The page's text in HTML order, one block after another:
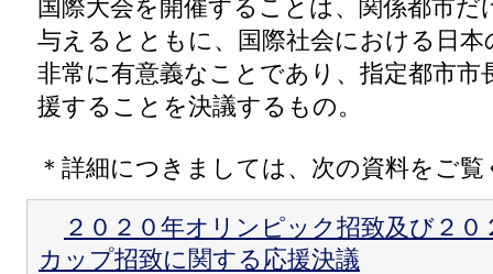
国際大会を開催することは、関係都市
与えるとともに、国際社会における日
非常に有意義なことであり、指定都市
援することを決議するもの。
＊詳細につきましては、次の資料をご
２０２０年オリンピック招致及び２
カップ招致に関する応援決議